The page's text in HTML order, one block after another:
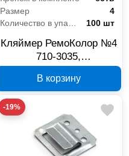
Размер
4
Количество в упаковке
100 шт
Кляймер РемоКолор №4
710-3035,
гвоздями, 100 шт
В корзину
-19%